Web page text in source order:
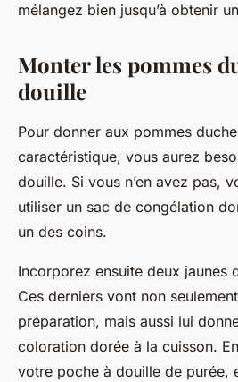
mélangez bien jusqu’à obtenir
Monter les pommes
douille
Pour donner aux pommes
caractéristique, vous aurez
douille. Si vous n’en avez pas,
utiliser un sac de congélation
un des coins.
Incorporez ensuite deux jaunes
Ces derniers vont non
préparation, mais aussi lui
coloration dorée à la cuisson.
votre poche à douille de purée,